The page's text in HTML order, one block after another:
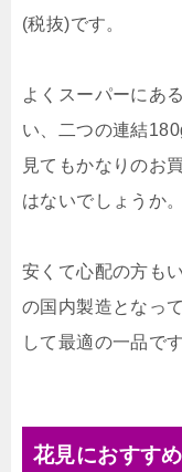
(税抜)です。
よくスーパーにあ
い、二つの連結
見てもかなりのお
はないでしょうか。
安くて心配の方も
の国内製造となっ
して最適の一品です
花見におすす